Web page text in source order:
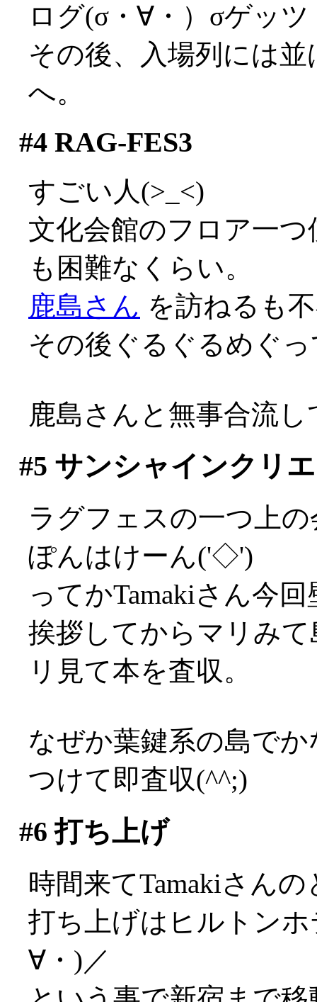
ログ(σ・∀・）σゲッツ
その後、入場列には
へ。
#4RAG-FES3
すごい人(>_<)
文化会館のフロア一
も困難なくらい。
鹿島さん を訪ねるも
その後ぐるぐるめぐ
鹿島さんと無事合流
#5 サンシャインクリ
ラグフェスの一つ上
ぽんはけーん('◇')ゞ
ってかTamakiさん今
挨拶してからマリみ
リ見て本を査収。
なぜか葉鍵系の島で
つけて即査収(^^;)
#6 打ち上げ
時間来てTamakiさん
打ち上げはヒルトン
∀・)／